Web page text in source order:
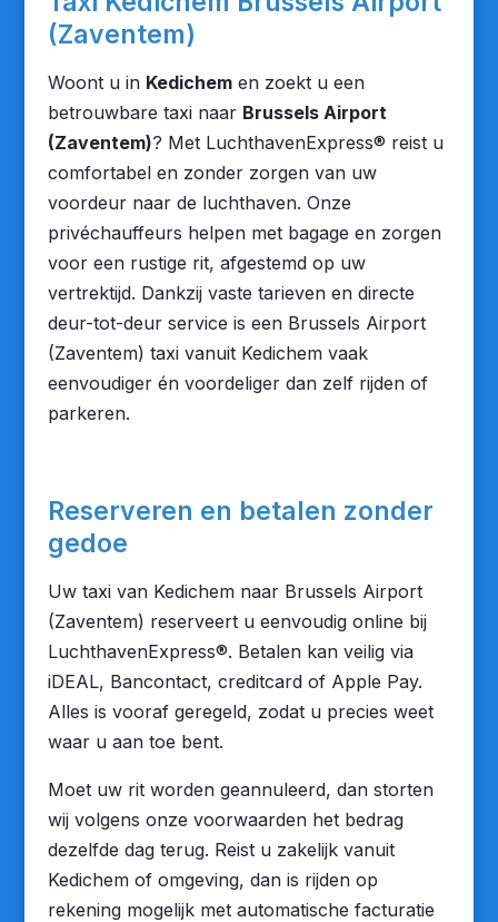
(Zaventem)
Woont u in Kedichemen zoekt u een
betrouwbare taxi naar Brussels Airport
(Zaventem)? Met LuchthavenExpress® reist u
comfortabel en zonder zorgen van uw
voordeur naar de luchthaven. Onze
privéchauffeurs helpen met bagage en zorgen
voor een rustige rit, afgestemd op uw
vertrektijd. Dankzij vaste tarieven en directe
deur-tot-deur service is een Brussels Airport
(Zaventem) taxi vanuit Kedichem vaak
eenvoudiger én voordeliger dan zelf rijden of
parkeren.
Reserveren en betalen zonder
gedoe
Uw taxi van Kedichem naar Brussels Airport
(Zaventem) reserveert u eenvoudig online bij
LuchthavenExpress®. Betalen kan veilig via
iDEAL, Bancontact, creditcard of Apple Pay.
Alles is vooraf geregeld, zodat u precies weet
waar u aan toe bent.
Moet uw rit worden geannuleerd, dan storten
wij volgens onze voorwaarden het bedrag
dezelfde dag terug. Reist u zakelijk vanuit
Kedichem of omgeving, dan is rijden op
rekening mogelijk met automatische facturatie